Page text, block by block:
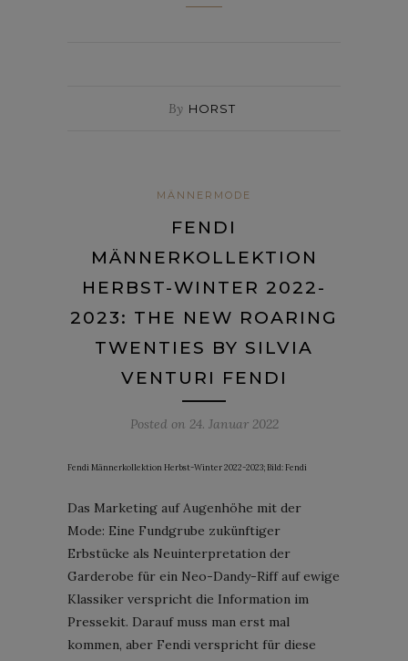
By HORST
MÄNNERMODE
FENDI
MÄNNERKOLLEKTION
HERBST-WINTER 2022-
2023: THE NEW ROARING
TWENTIES BY SILVIA
VENTURI FENDI
Posted on 24. Januar 2022
Fendi Männerkollektion Herbst-Winter 2022-2023; Bild: Fendi
Das Marketing auf Augenhöhe mit der
Mode: Eine Fundgrube zukünftiger
Erbstücke als Neuinterpretation der
Garderobe für ein Neo-Dandy-Riff auf ewige
Klassiker verspricht die Information im
Pressekit. Darauf muss man erst mal
kommen, aber Fendi verspricht für diese